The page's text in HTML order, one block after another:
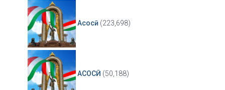
Асосӣ (223,698)
АСОСӢ (50,188)